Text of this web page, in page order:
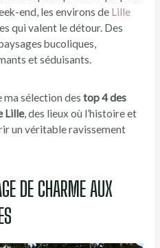
end, les environs deLille
qui valent le détour. Des
bucoliques,
et séduisants.
ma sélection des top 4 des
Lille, des lieux où l’histoire et
un véritable ravissement
DE CHARME AUX